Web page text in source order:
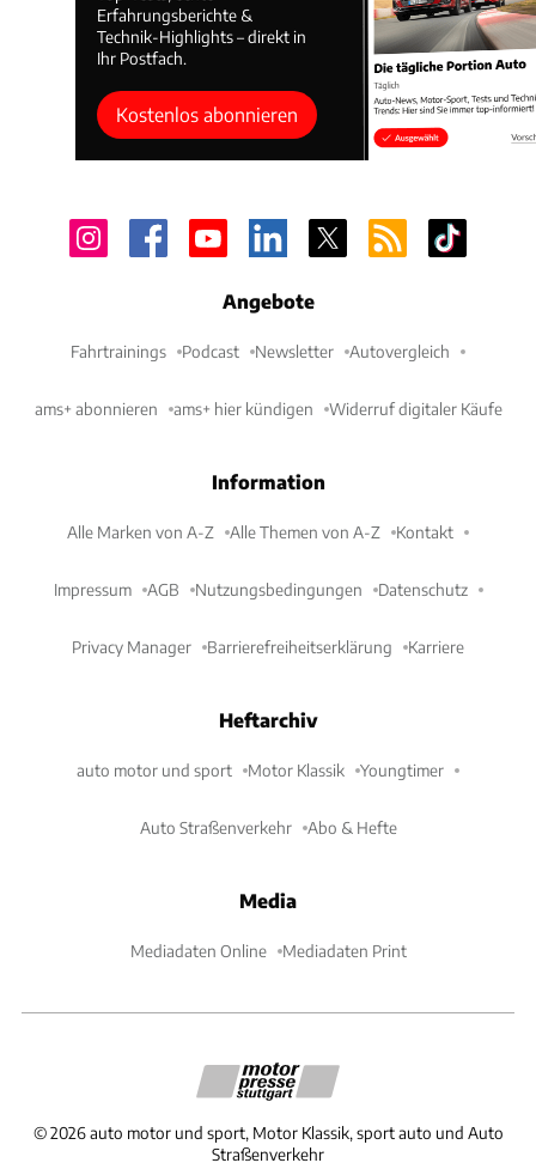
Erfahrungsberichte &
Technik-Highlights – direkt in
Ihr Postfach.
Kostenlos abonnieren
Angebote
Fahrtrainings Podcast Newsletter Autovergleich
ams+ abonnieren ams+ hier kündigen Widerruf digitaler Käufe
Information
Alle Marken von A-Z Alle Themen von A-Z Kontakt
Impressum AGB Nutzungsbedingungen Datenschutz
Privacy Manager Barrierefreiheitserklärung Karriere
Heftarchiv
auto motor und sport Motor Klassik Youngtimer
Auto Straßenverkehr Abo & Hefte
Media
Mediadaten Online Mediadaten Print
©2026 auto motor und sport, Motor Klassik, sport auto und Auto
Straßenverkehr